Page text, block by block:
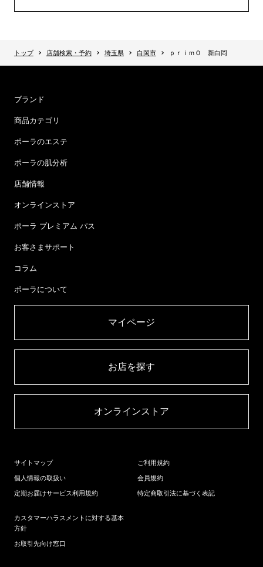
トップ 店舗検索・予約 埼玉県 白岡市 ｐｒｉｍＯ 新白岡
ブランド
商品カテゴリ
ポーラのエステ
ポーラの肌分析
店舗情報
オンラインストア
ポーラ プレミアム パス
お客さまサポート
コラム
ポーラについて
マイページ​
お店を探す​
オンラインストア​
サイトマップ
個人情報の取扱い
定期お届けサービス利用規約
ご利用規約
会員規約
特定商取引法に基づく表記
カスタマーハラスメントに対する基本
方針
お取引先向け窓口